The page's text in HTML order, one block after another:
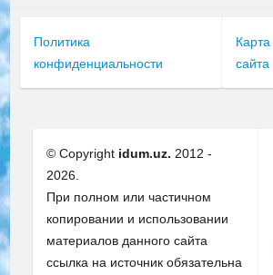
Политика
конфиденциальности
Карта
сайта
© Copyright idum.uz. 2012 -
2026.
При полном или частичном
копировании и использовании
материалов данного сайта
ссылка на источник обязательна